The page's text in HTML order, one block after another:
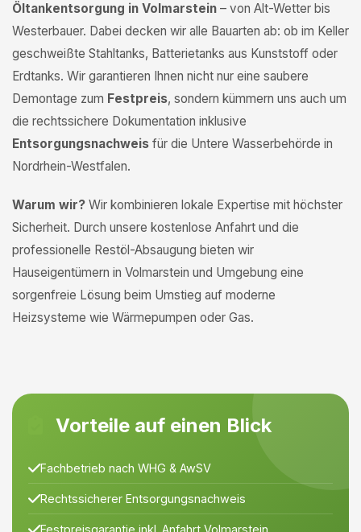
Öltankentsorgung in Volmarstein – von Alt-Wetter bis
Westerbauer. Dabei decken wir alle Bauarten ab: ob im Keller
geschweißte Stahltanks, Batterietanks aus Kunststoff oder
Erdtanks. Wir garantieren Ihnen nicht nur eine saubere
Demontage zum Festpreis, sondern kümmern uns auch um
die rechtssichere Dokumentation inklusive
Entsorgungsnachweis für die Untere Wasserbehörde in
Nordrhein-Westfalen.
Warum wir? Wir kombinieren lokale Expertise mit höchster
Sicherheit. Durch unsere kostenlose Anfahrt und die
professionelle Restöl-Absaugung bieten wir
Hauseigentümern in Volmarstein und Umgebung eine
sorgenfreie Lösung beim Umstieg auf moderne
Heizsysteme wie Wärmepumpen oder Gas.
Vorteile auf einen Blick
Fachbetrieb nach WHG & AwSV
Rechtssicherer Entsorgungsnachweis
Festpreisgarantie inkl. Anfahrt Volmarstein